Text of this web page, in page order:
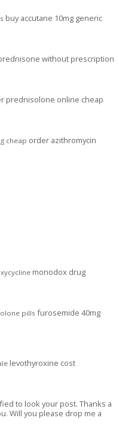
buy accutane 10mg generic
without prescription
prednisolone online cheap
cheap order azithromycin
monodox drug
pills furosemide 40mg
levothyroxine cost
to look your post. Thanks a
Will you please drop me a